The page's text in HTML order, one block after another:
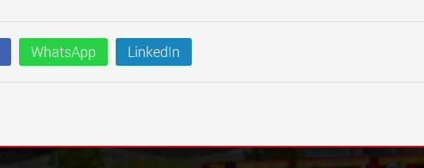
WhatsApp LinkedIn